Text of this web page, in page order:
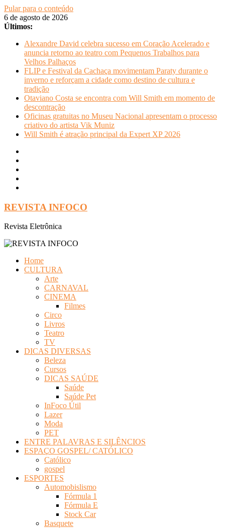
Pular para o conteúdo
6 de agosto de 2026
Últimos:
Alexandre David celebra sucesso em Coração Acelerado e
anuncia retorno ao teatro com Pequenos Trabalhos para
Velhos Palhaços
FLIP e Festival da Cachaça movimentam Paraty durante o
inverno e reforçam a cidade como destino de cultura e
tradição
Otaviano Costa se encontra com Will Smith em momento de
descontração
Oficinas gratuitas no Museu Nacional apresentam o processo
criativo do artista Vik Muniz
Will Smith é atração principal da Expert XP 2026
REVISTA INFOCO
Revista Eletrônica
Home
CULTURA
Arte
CARNAVAL
CINEMA
Filmes
Circo
Livros
Teatro
TV
DICAS DIVERSAS
Beleza
Cursos
DICAS SAÚDE
Saúde
Saúde Pet
InFoco Útil
Lazer
Moda
PET
ENTRE PALAVRAS E SILÊNCIOS
ESPAÇO GOSPEL/ CATÓLICO
Católico
gospel
ESPORTES
Automobislismo
Fórmula 1
Fórmula E
Stock Car
Basquete